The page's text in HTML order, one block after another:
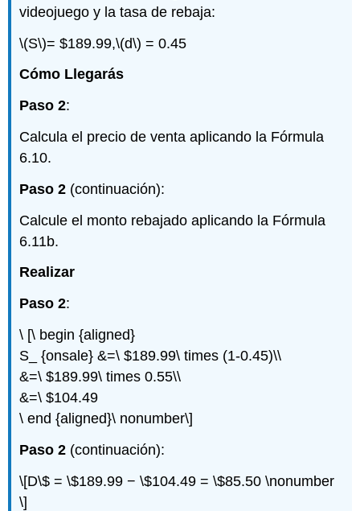
videojuego y la tasa de rebaja:
\(S\)= $189.99,\(d\) = 0.45
Cómo Llegarás
Paso 2:
Calcula el precio de venta aplicando la Fórmula
6.10.
Paso 2 (continuación):
Calcule el monto rebajado aplicando la Fórmula
6.11b.
Realizar
Paso 2:
\ [\ begin {aligned}
S_ {onsale} &=\ $189.99\ times (1-0.45)\\
&=\ $189.99\ times 0.55\\
&=\ $104.49
\ end {aligned}\ nonumber\]
Paso 2 (continuación):
\[D\$ = \$189.99 − \$104.49 = \$85.50 \nonumber
\]